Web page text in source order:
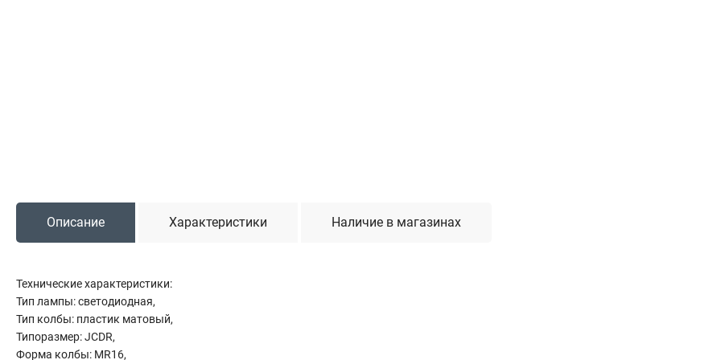
Тросы буксировочные
Тали цепные
Описание Характеристики Наличие в магазинах
Технические характеристики:
Тип лампы: светодиодная,
Тип колбы: пластик матовый,
Типоразмер: JCDR,
Форма колбы: MR16,